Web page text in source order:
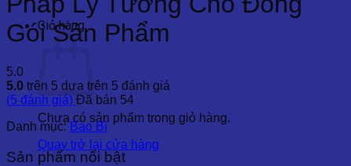
Giỏ hàng
Chưa có sản phẩm trong giỏ hàng.
Quay trở lại cửa hàng
Gói Sản Phẩm
5.0
5.0 trên 5 dựa trên 5 đánh giá
(5 đánh giá) Đã bán 54
Danh mục:Bao Bì
Sản phẩm nổi bật